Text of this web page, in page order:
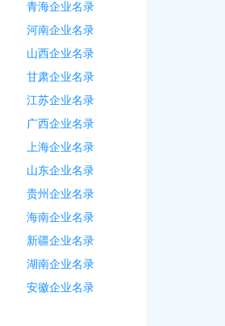
青海企业名录
河南企业名录
山西企业名录
甘肃企业名录
江苏企业名录
广西企业名录
上海企业名录
山东企业名录
贵州企业名录
海南企业名录
新疆企业名录
湖南企业名录
安徽企业名录